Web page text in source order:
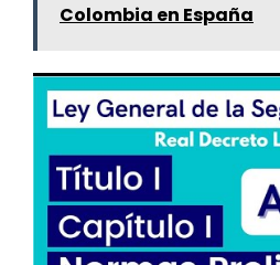
Colombia en España